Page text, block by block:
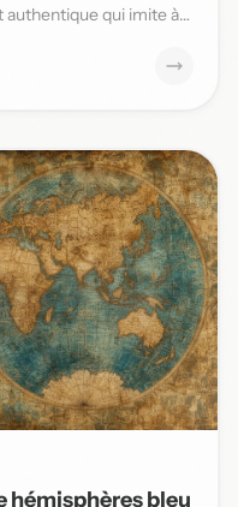
authentique qui imite à
hémisphères bleu